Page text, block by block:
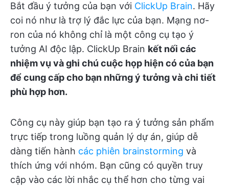
Bắt đầu ý tưởng của bạn với ClickUp Brain. Hãy
coi nó như là trợ lý đắc lực của bạn. Mạng nơ-
ron của nó không chỉ là một công cụ tạo ý
tưởng AI độc lập. ClickUp Brain kết nối các
nhiệm vụ và ghi chú cuộc họp hiện có của bạn
để cung cấp cho bạn những ý tưởng và chi tiết
phù hợp hơn.
Công cụ này giúp bạn tạo ra ý tưởng sản phẩm
trực tiếp trong luồng quản lý dự án, giúp dễ
dàng tiến hành các phiên brainstorming và
thích ứng với nhóm. Bạn cũng có quyền truy
cập vào các lời nhắc cụ thể hơn cho từng vai